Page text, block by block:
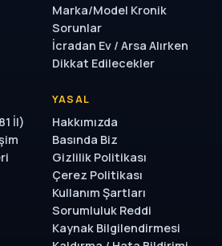
Marka/Model Kronik
Sorunlar
İcradan Ev / Arsa Alırken
Dikkat Edilecekler
İl)
YASAL
Hakkımızda
Basında Biz
Gizlilik Politikası
Çerez Politikası
Kullanım Şartları
Sorumluluk Reddi
Kaynak Bilgilendirmesi